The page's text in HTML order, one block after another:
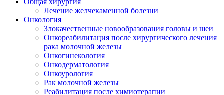
Общая хирургия
Лечение желчекаменной болезни
Онкология
Злокачественные новообразования головы и шеи
Онкореабилитация после хирургического лечения
рака молочной железы
Онкогинекология
Онкодерматология
Онкоурология
Рак молочной железы
Реабилитация после химиотерапии